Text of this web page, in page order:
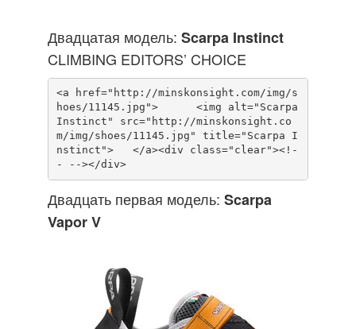
Двадцатая модель: Scarpa Instinct
CLIMBING EDITORS’ CHOICE
<a href="http://minskonsight.com/img/s
hoes/11145.jpg">      <img alt="Scarpa
Instinct" src="http://minskonsight.co
m/img/shoes/11145.jpg" title="Scarpa I
nstinct">   </a><div class="clear"><!-
Двадцать первая модель: Scarpa
Vapor V